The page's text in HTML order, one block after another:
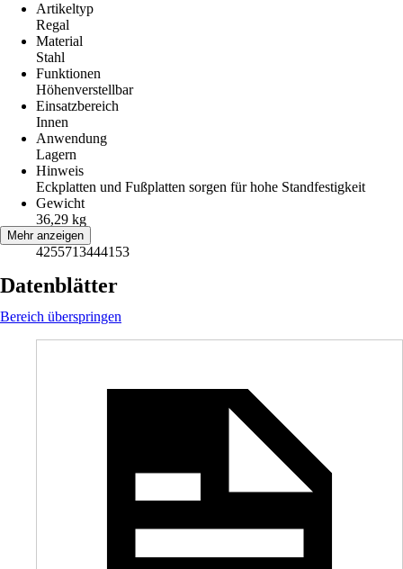
Artikeltyp
Regal
Material
Stahl
Funktionen
Höhenverstellbar
Einsatzbereich
Innen
Anwendung
Lagern
Hinweis
Eckplatten und Fußplatten sorgen für hohe Standfestigkeit
Gewicht
36,29 kg
EAN
4255713444153
Mehr anzeigen
Datenblätter
Bereich überspringen